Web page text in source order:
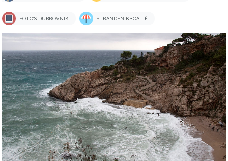
FOTO'S DUBROVNIK STRANDEN KROATIË